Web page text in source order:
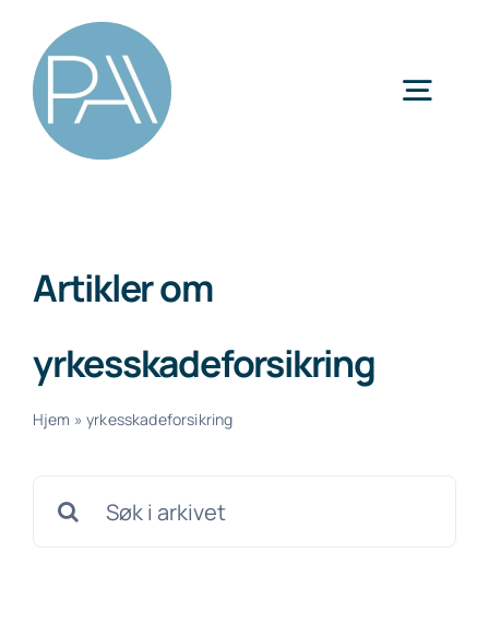
content
Artikler om
yrkesskadeforsikring
Hjem »yrkesskadeforsikring
etter: